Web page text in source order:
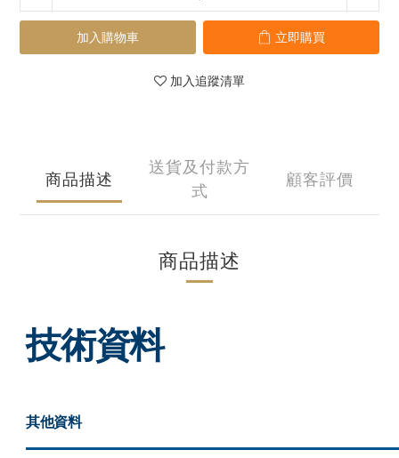
加入購物車 立即購買
加入追蹤清單
商品描述
送貨及付款方
式
顧客評價
商品描述
技術資料
其他資料